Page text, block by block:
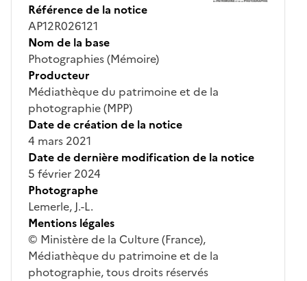
Référence de la notice
AP12R026121
Nom de la base
Photographies (Mémoire)
Producteur
Médiathèque du patrimoine et de la
photographie (MPP)
Date de création de la notice
4 mars 2021
Date de dernière modification de la notice
5 février 2024
Photographe
Lemerle, J.-L.
Mentions légales
© Ministère de la Culture (France),
Médiathèque du patrimoine et de la
photographie, tous droits réservés